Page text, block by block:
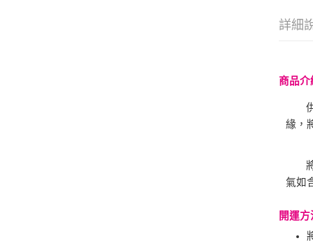
詳細
商品介
緣，
氣如
開運方